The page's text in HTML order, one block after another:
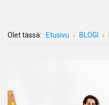
Olet tässä: Etusivu BLOGI